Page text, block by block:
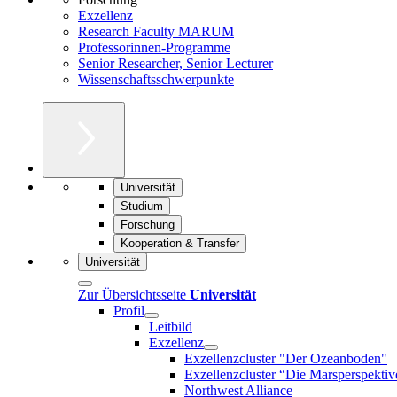
Exzellenz
Research Faculty MARUM
Professorinnen-Programme
Senior Researcher, Senior Lecturer
Wissenschaftsschwerpunkte
Universität
Studium
Forschung
Kooperation & Transfer
Universität
Zur Übersichtsseite Universität
Profil
Leitbild
Exzellenz
Exzellenzcluster "Der Ozeanboden"
Exzellenzcluster “Die
Northwest Alliance